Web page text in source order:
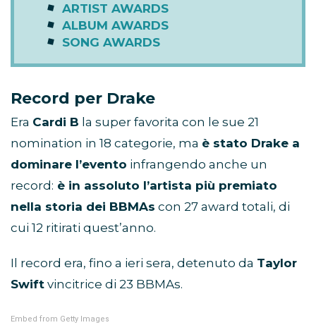
ARTIST AWARDS
ALBUM AWARDS
SONG AWARDS
Record per Drake
Era Cardi B la super favorita con le sue 21
nomination in 18 categorie, ma è stato Drake a
dominare l’evento infrangendo anche un
record: è in assoluto l’artista più premiato
nella storia dei BBMAs con 27 award totali, di
cui 12 ritirati quest’anno.
Il record era, fino a ieri sera, detenuto da Taylor
Swift vincitrice di 23 BBMAs.
Embed from Getty Images